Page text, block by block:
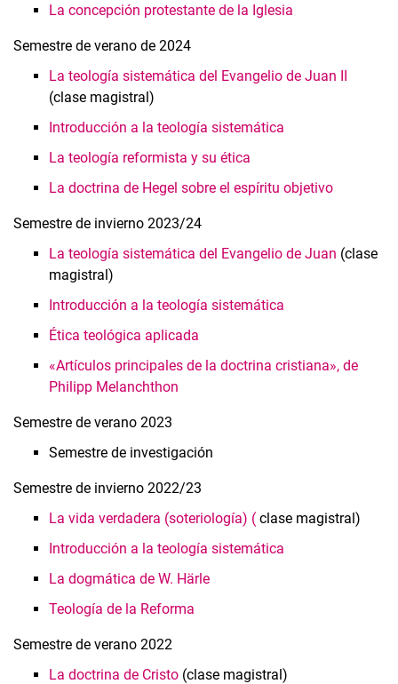
La concepción protestante de la Iglesia
Semestre de verano de 2024
La teología sistemática del Evangelio de Juan II
(clase magistral)
Introducción a la teología sistemática
La teología reformista y su ética
La doctrina de Hegel sobre el espíritu objetivo
Semestre de invierno 2023/24
La teología sistemática del Evangelio de Juan (clase
magistral)
Introducción a la teología sistemática
Ética teológica aplicada
«Artículos principales de la doctrina cristiana», de
Philipp Melanchthon
Semestre de verano 2023
Semestre de investigación
Semestre de invierno 2022/23
La vida verdadera (soteriología) ( clase magistral)
Introducción a la teología sistemática
La dogmática de W. Härle
Teología de la Reforma
Semestre de verano 2022
La doctrina de Cristo (clase magistral)